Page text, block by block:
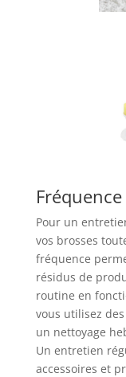
Pour un
vos brosses
fréquence
résidus de
routine en
vous utilisez
un nettoyage
Un entretien
accessoires et